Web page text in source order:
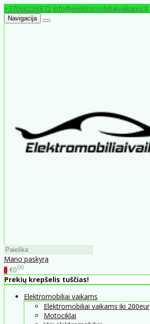
+37060236872 info@elektromobiliaivaikams.lt
Navigacija
Mano paskyra
0 €000
Prekių krepšelis tuščias!
Elektromobiliai vaikams
Elektromobiliai vaikams iki 200eur
Motociklai